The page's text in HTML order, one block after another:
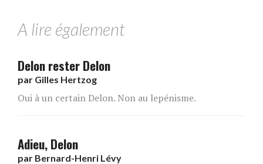
A lire également
Delon rester Delon
par Gilles Hertzog
Oui à un certain Delon. Non au lepénisme.
Adieu, Delon
par Bernard-Henri Lévy